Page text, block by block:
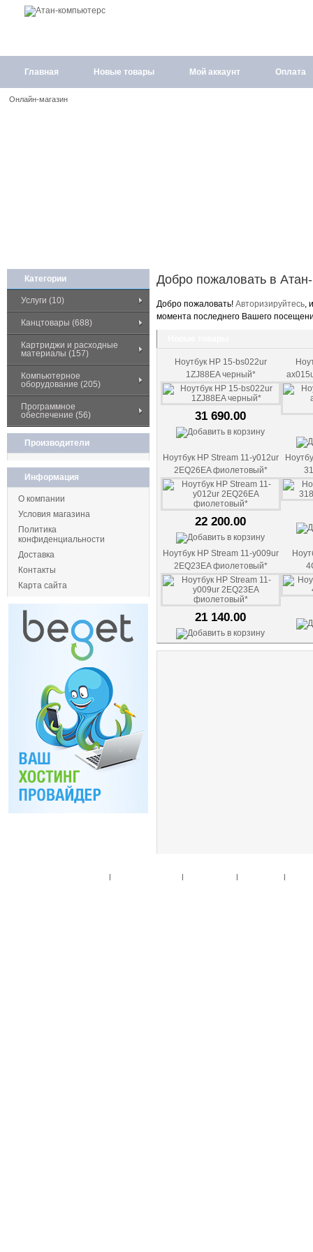
Главная Новые товары Мой аккаунт Оплата
Онлайн-магазин
Категории
Услуги (10)
Канцтовары (688)
Картриджи и расходные
материалы (157)
Компьютерное
оборудование (205)
Программное
обеспечение (56)
Производители
Информация
О компании
Условия магазина
Политика
конфиденциальности
Доставка
Контакты
Карта сайта
Добро пожаловать в
Добро пожаловать! Авторизируйтесь,
момента последнего Вашего
Ноутбук HP 15-bs022ur
1ZJ88EA черный*
31 690.00
Ноутбук HP Stream 11-y012ur
2EQ26EA фиолетовый*
22 200.00
Ноутбук HP Stream 11-y009ur
2EQ23EA фиолетовый*
21 140.00
| | | |